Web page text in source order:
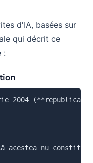
d'IA, basées sur
qui décrit ce
:
2004
acestea nu